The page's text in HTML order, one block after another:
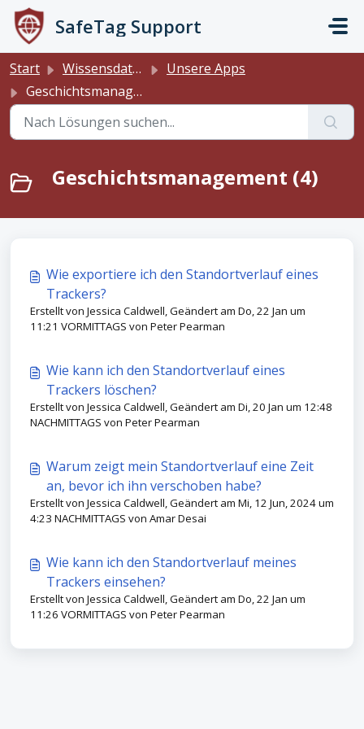
Zum hauptsächlichen Inhalt gehen
SafeTag Support
Start Wissensdatenbank
Unsere Apps
Geschichtsmanagement
Geschichtsmanagement (4)
Wie exportiere ich den Standortverlauf eines
Trackers?
Erstellt von Jessica Caldwell, Geändert am Do, 22 Jan um
11:21 VORMITTAGS von Peter Pearman
Wie kann ich den Standortverlauf eines
Trackers löschen?
Erstellt von Jessica Caldwell, Geändert am Di, 20 Jan um 12:48
NACHMITTAGS von Peter Pearman
Warum zeigt mein Standortverlauf eine Zeit
an, bevor ich ihn verschoben habe?
Erstellt von Jessica Caldwell, Geändert am Mi, 12 Jun, 2024 um
4:23 NACHMITTAGS von Amar Desai
Wie kann ich den Standortverlauf meines
Trackers einsehen?
Erstellt von Jessica Caldwell, Geändert am Do, 22 Jan um
11:26 VORMITTAGS von Peter Pearman